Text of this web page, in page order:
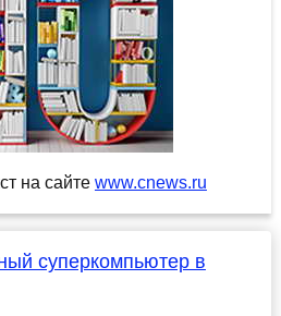
на сайте www.cnews.ru
суперкомпьютер в